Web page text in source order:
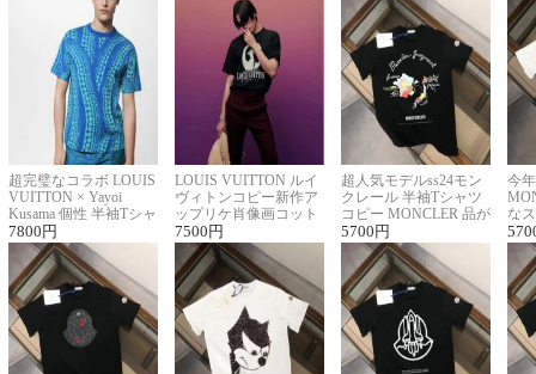
超完璧なコラボ LOUIS
VUITTON × Yayoi
Kusama 個性 半袖Tシャ
ツコピー男女兼用
7800 円
LOUIS VUITTON ルイ
ヴィトンコピー新作ア
ップリケ肖像画コット
ンニット半袖Tシャツ
7500 円
超人気モデルss24モン
クレール 半袖Tシャツ
コピー MONCLER 品が
良く見た目
5700 円
今
な
ル